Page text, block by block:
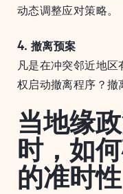
动态调整应对策略。
4. 撤离预案
凡是在冲突邻近地
权启动撤离程序？撤
当地缘
时，如
的准时